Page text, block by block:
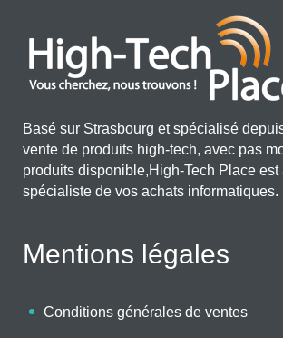
Basé sur Strasbourg et spécialisé
vente de produits high-tech, avec pas
produits disponible,High-Tech Place
spécialiste de vos achats informatiques.
Mentions légales
Conditions générales de ventes